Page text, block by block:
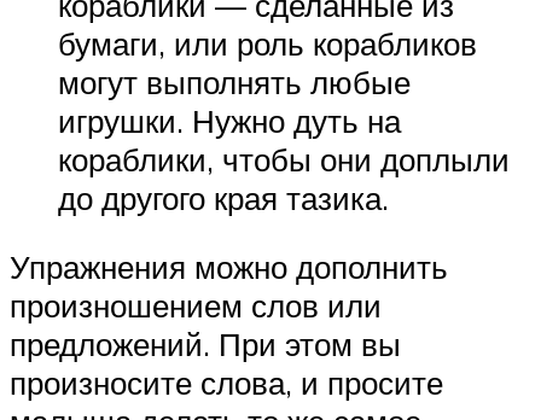
бумаги, или роль корабликов
могут выполнять любые
игрушки. Нужно дуть на
кораблики, чтобы они доплыли
до другого края тазика.
Упражнения можно дополнить
произношением слов или
предложений. При этом вы
произносите слова, и просите